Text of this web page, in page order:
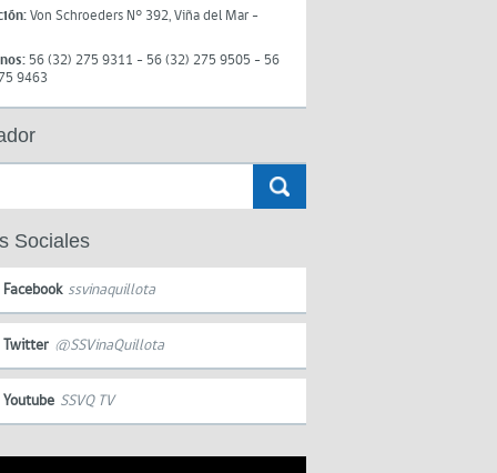
Von Schroeders N° 392, Viña del Mar -
56 (32) 275 9311 - 56 (32) 275 9505 - 56
9463
Sociales
Facebook ssvinaquillota
Twitter @SSVinaQuillota
Youtube SSVQ TV